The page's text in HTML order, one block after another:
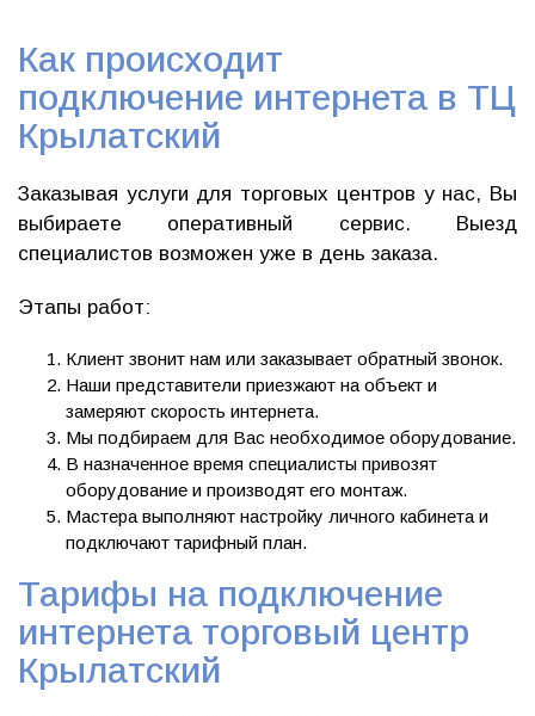
Как происходит
подключение интернета в ТЦ
Крылатский
Заказывая услуги для торговых центров у нас, Вы
выбираете оперативный сервис. Выезд
специалистов возможен уже в день заказа.
Этапы работ:
Клиент звонит нам или заказывает обратный звонок.
Наши представители приезжают на объект и
замеряют скорость интернета.
Мы подбираем для Вас необходимое оборудование.
В назначенное время специалисты привозят
оборудование и производят его монтаж.
Мастера выполняют настройку личного кабинета и
подключают тарифный план.
Тарифы на подключение
интернета торговый центр
Крылатский